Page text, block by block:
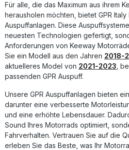
Yes,legal for use in the European
Community,UK,Usa,Japan,Mexico
worldwide. Always check local
Tage
Für alle, die das Maximum aus ihrem
herausholen möchten, bietet GPR
Auspuffanlagen. Diese
neuesten Technologien gefertigt,
Anforderungen von Keeway
Sie ein Modell aus den Jahren 2018-
aktuelleres Model von 2021-2023 ,
passenden GPR Auspuff.
Unsere GPR Auspuffanlagen bieten
darunter eine verbesserte
und eine erhöhte Lebensdauer.
Sound Ihres Motorrads optimiert,
Fahrverhalten. Vertrauen Sie auf die
erleben Sie das Beste, was Ihr